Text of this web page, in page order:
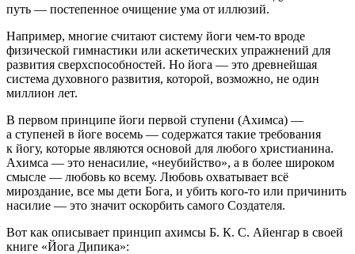
путь — постепенное очищение ума от иллюзий.
Например, многие считают систему йоги чем-то вроде
физической гимнастики или аскетических упражнений для
развития сверхспособностей. Но йога — это древнейшая
система духовного развития, которой, возможно, не один
миллион лет.
В первом принципе йоги первой ступени (Ахимса) —
а ступеней в йоге восемь — содержатся такие требования
к йогу, которые являются основой для любого христианина.
Ахимса — это ненасилие, «неубийство», а в более широком
смысле — любовь ко всему. Любовь охватывает всё
мироздание, все мы дети Бога, и убить кого-то или причинить
насилие — это значит оскорбить самого Создателя.
Вот как описывает принцип ахимсы Б. К. С. Айенгар в своей
книге «Йога Дипика»: